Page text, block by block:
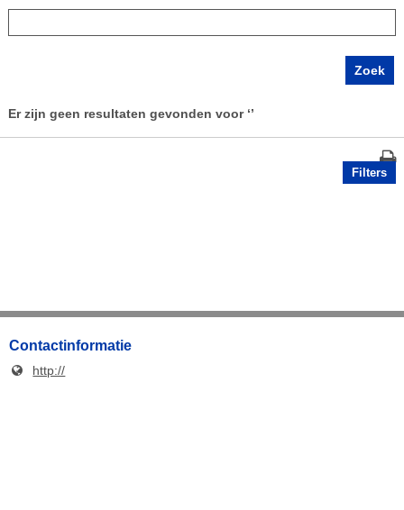
Er zijn geen resultaten gevonden voor ‘’
Filters
Contactinformatie
http://